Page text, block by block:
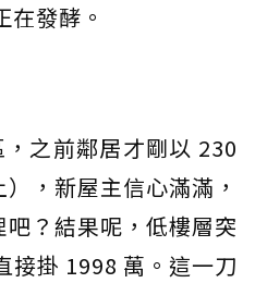
發酵。
之前鄰居才剛以 230
，新屋主信心滿滿，
？結果呢，低樓層突
接掛 1998 萬。這一刀